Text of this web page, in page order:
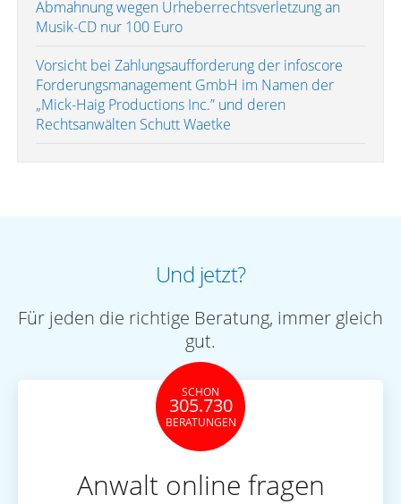
Abmahnung wegen Urheberrechtsverletzung an
Musik-CD nur 100 Euro
Vorsicht bei Zahlungsaufforderung der infoscore
Forderungsmanagement GmbH im Namen der
„Mick-Haig Productions Inc.” und deren
Rechtsanwälten Schutt Waetke
Und jetzt?
Für jeden die richtige Beratung, immer gleich
gut.
SCHON
305.730
BERATUNGEN
Anwalt online fragen